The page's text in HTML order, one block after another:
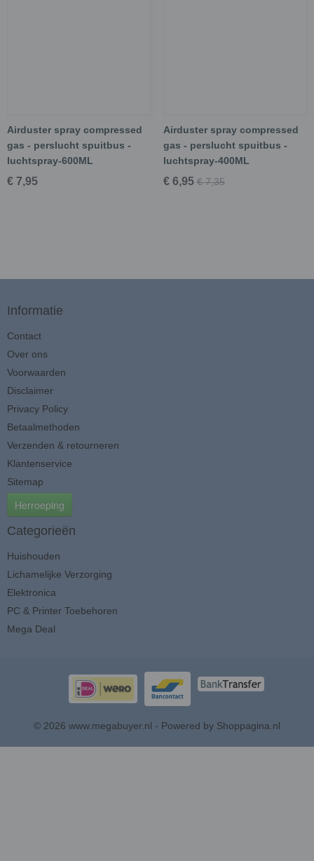
Airduster spray compressed
gas - perslucht spuitbus -
luchtspray-600ML
€ 7,95
Airduster spray compressed
gas - perslucht spuitbus -
luchtspray-400ML
€ 6,95 € 7,35
Informatie
Contact
Over ons
Voorwaarden
Disclaimer
Privacy Policy
Betaalmethoden
Verzenden & retourneren
Klantenservice
Sitemap
Herroeping
Categorieën
Huishouden
Lichamelijke Verzorging
Elektronica
PC & Printer Toebehoren
Mega Deal
© 2026 www.megabuyer.nl - Powered by Shoppagina.nl